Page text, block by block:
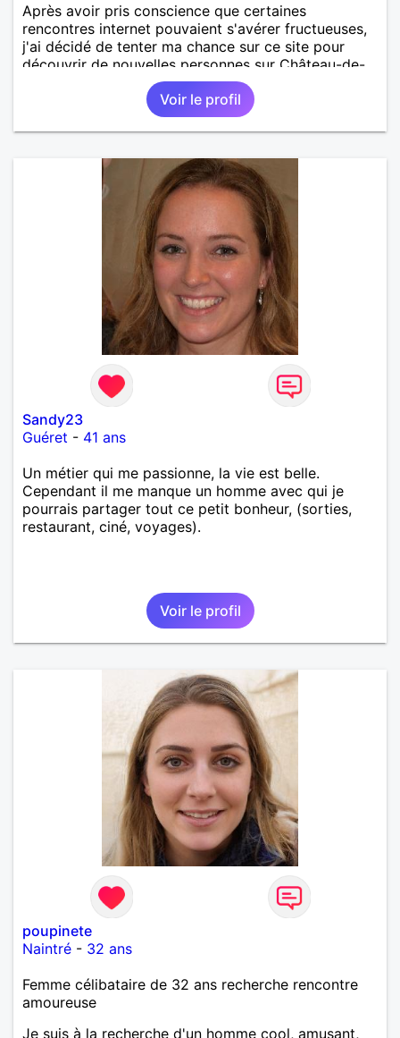
Après avoir pris conscience que certaines
rencontres internet pouvaient s'avérer fructueuses,
j'ai décidé de tenter ma chance sur ce site pour
découvrir de nouvelles personnes sur Château-de-
Loir voire Le Mans ou La Flèche !
Voir le profil
Sandy23
Guéret - 41 ans
Un métier qui me passionne, la vie est belle.
Cependant il me manque un homme avec qui je
pourrais partager tout ce petit bonheur, (sorties,
restaurant, ciné, voyages).
Voir le profil
poupinete
Naintré - 32 ans
Femme célibataire de 32 ans recherche rencontre
amoureuse
Je suis à la recherche d'un homme cool, amusant,